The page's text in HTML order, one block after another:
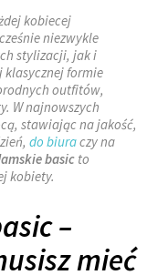
kobiecej
niezwykle
stylizacji, jak i
klasycznej formie
outfitów,
W najnowszych
stawiając na jakość,
do biuraczy na
basic to
kobiety.
–
mieć